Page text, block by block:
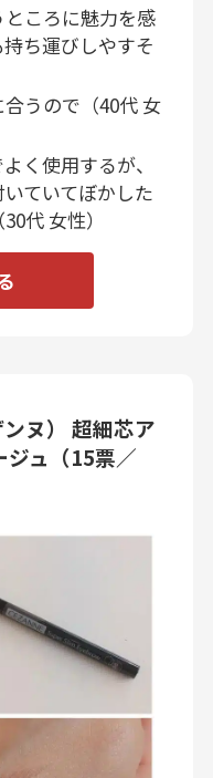
ころに魅力を感
ち運びしやすそ
うので（40代 女
く使用するが、
ていてぼかした
代 女性）
ヌ） 超細芯ア
ジュ（15票／